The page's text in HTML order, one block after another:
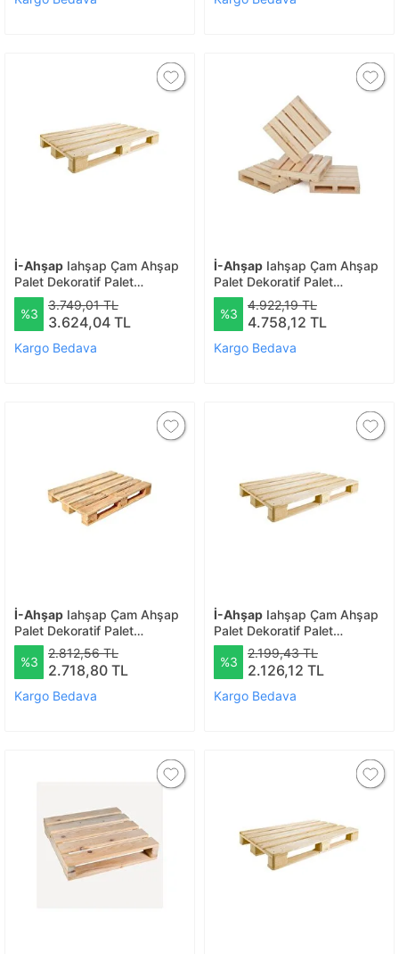
İ-Ahşap Iahşap Çam Ahşap
Palet Dekoratif Palet
Zımparalı Palet No:4 | Ebat-
70x70 Cm
%3
3.749,01 TL
3.624,04 TL
Kargo Bedava
İ-Ahşap Iahşap Çam Ahşap
Palet Dekoratif Palet
Zımparalı Palet No:2 | Ebat-
80x100 Cm
%3
4.922,19 TL
4.758,12 TL
Kargo Bedava
İ-Ahşap Iahşap Çam Ahşap
Palet Dekoratif Palet
Zımparalı Palet No:3 | Ebat-
40x70 Cm
%3
2.812,56 TL
2.718,80 TL
Kargo Bedava
İ-Ahşap Iahşap Çam Ahşap
Palet Dekoratif Palet
Zımparalı Palet No:5 | Ebat-
40x40 Cm
%3
2.199,43 TL
2.126,12 TL
Kargo Bedava